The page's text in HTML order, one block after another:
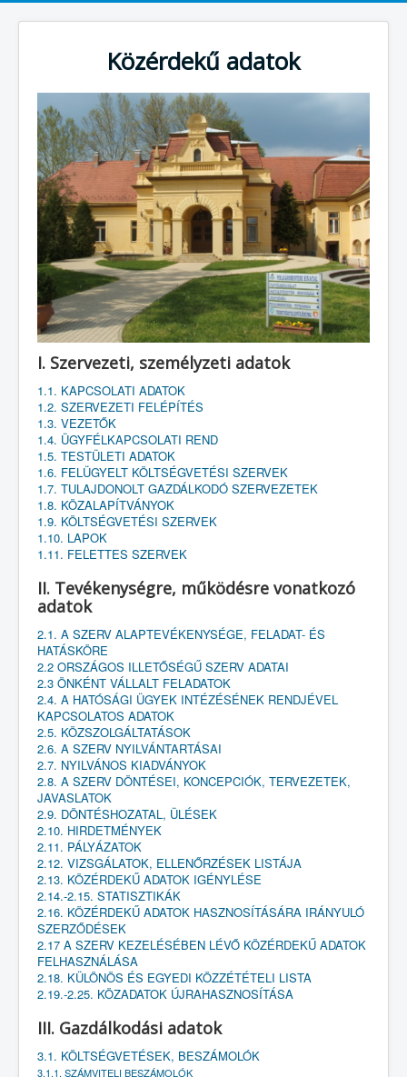
Közérdekű adatok
I. Szervezeti, személyzeti adatok
1.1. KAPCSOLATI ADATOK
1.2. SZERVEZETI FELÉPÍTÉS
1.3. VEZETŐK
1.4. ÜGYFÉLKAPCSOLATI REND
1.5. TESTÜLETI ADATOK
1.6. FELÜGYELT KÖLTSÉGVETÉSI SZERVEK
1.7. TULAJDONOLT GAZDÁLKODÓ SZERVEZETEK
1.8. KÖZALAPÍTVÁNYOK
1.9. KÖLTSÉGVETÉSI SZERVEK
1.10. LAPOK
1.11. FELETTES SZERVEK
II. Tevékenységre, működésre vonatkozó
adatok
2.1. A SZERV ALAPTEVÉKENYSÉGE, FELADAT- ÉS
HATÁSKÖRE
2.2 ORSZÁGOS ILLETŐSÉGŰ SZERV ADATAI
2.3 ÖNKÉNT VÁLLALT FELADATOK
2.4. A HATÓSÁGI ÜGYEK INTÉZÉSÉNEK RENDJÉVEL
KAPCSOLATOS ADATOK
2.5. KÖZSZOLGÁLTATÁSOK
2.6. A SZERV NYILVÁNTARTÁSAI
2.7. NYILVÁNOS KIADVÁNYOK
2.8. A SZERV DÖNTÉSEI, KONCEPCIÓK, TERVEZETEK,
JAVASLATOK
2.9. DÖNTÉSHOZATAL, ÜLÉSEK
2.10. HIRDETMÉNYEK
2.11. PÁLYÁZATOK
2.12. VIZSGÁLATOK, ELLENŐRZÉSEK LISTÁJA
2.13. KÖZÉRDEKŰ ADATOK IGÉNYLÉSE
2.14.-2.15. STATISZTIKÁK
2.16. KÖZÉRDEKŰ ADATOK HASZNOSÍTÁSÁRA IRÁNYULÓ
SZERZŐDÉSEK
2.17 A SZERV KEZELÉSÉBEN LÉVŐ KÖZÉRDEKŰ ADATOK
FELHASZNÁLÁSA
2.18. KÜLÖNÖS ÉS EGYEDI KÖZZÉTÉTELI LISTA
2.19.-2.25. KÖZADATOK ÚJRAHASZNOSÍTÁSA
III. Gazdálkodási adatok
3.1. KÖLTSÉGVETÉSEK, BESZÁMOLÓK
3.1.1. SZÁMVITELI BESZÁMOLÓK